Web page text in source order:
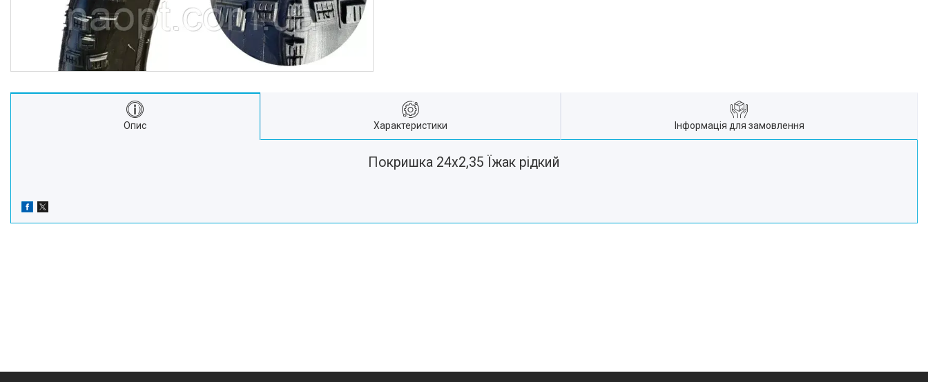
Гіроборди
Розпродаж тижня
М'які іграшки
Про нас
Відгуки
Опис Характеристики Інформація для замовлення
Покришка 24х2,35 Їжак рідкий